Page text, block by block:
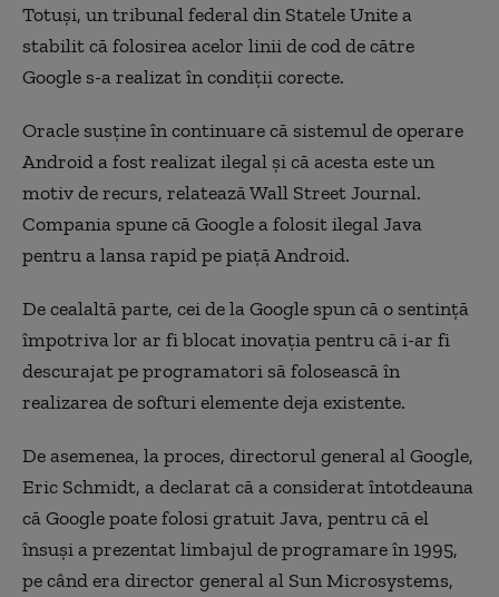
Totuși, un tribunal federal din Statele Unite a
stabilit că folosirea acelor linii de cod de către
Google s-a realizat în condiţii corecte.
Oracle susţine în continuare că sistemul de operare
Android a fost realizat ilegal şi că acesta este un
motiv de recurs, relatează Wall Street Journal.
Compania spune că Google a folosit ilegal Java
pentru a lansa rapid pe piață Android.
De cealaltă parte, cei de la Google spun că o sentinţă
împotriva lor ar fi blocat inovaţia pentru că i-ar fi
descurajat pe programatori să folosească în
realizarea de softuri elemente deja existente.
De asemenea, la proces, directorul general al Google,
Eric Schmidt, a declarat că a considerat întotdeauna
că Google poate folosi gratuit Java, pentru că el
însuşi a prezentat limbajul de programare în 1995,
pe când era director general al Sun Microsystems,